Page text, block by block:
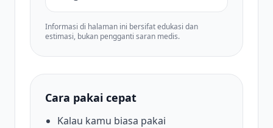
Informasi di halaman ini bersifat edukasi dan
estimasi, bukan pengganti saran medis.
Cara pakai cepat
Kalau kamu biasa pakai